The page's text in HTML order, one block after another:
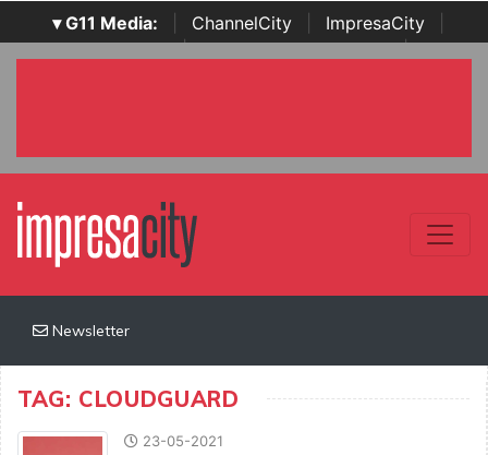
▾ G11 Media: ChannelCity ImpresaCity
SecurityOpenLab | Italian Channel Awards | Italian
Newsletter
TAG: CLOUDGUARD
23-05-2021